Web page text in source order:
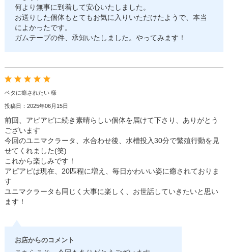
何より無事に到着して安心いたしました。
お送りした個体もとてもお気に入りいただけたようで、本当
によかったです。
ガムテープの件、承知いたしました。やってみます！
ベタに癒されたい 様
投稿日：2025年06月15日
前回、アピアピに続き素晴らしい個体を届けて下さり、ありがとう
ございます
今回のユニマクラータ、水合わせ後、水槽投入30分で繁殖行動を見
せてくれました(笑)
これから楽しみです！
アピアピは現在、20匹程に増え、毎日かわいい姿に癒されておりま
す
ユニマクラータも同じく大事に楽しく、お世話していきたいと思い
ます！
お店からのコメント